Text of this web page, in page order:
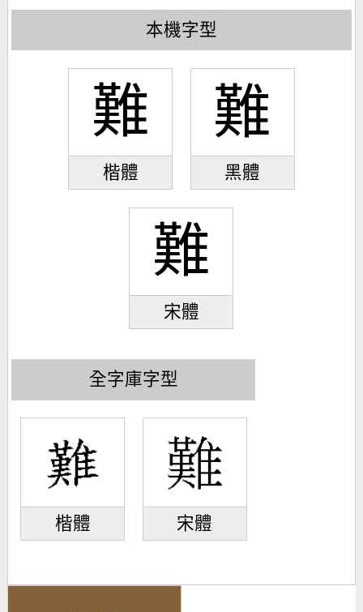
本機字型
難
楷體
難
黑體
難
宋體
全字庫字型
楷體 宋體